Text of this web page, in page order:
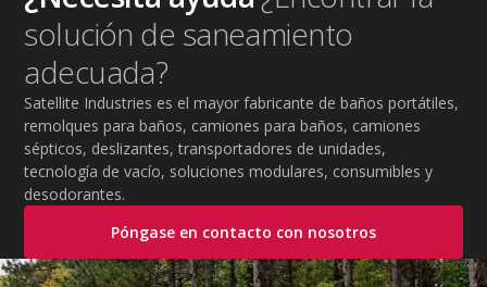
solución de saneamiento
adecuada?
Satellite Industries es el mayor fabricante de baños portátiles,
remolques para baños, camiones para baños, camiones
sépticos, deslizantes, transportadores de unidades,
tecnología de vacío, soluciones modulares, consumibles y
desodorantes.
Póngase en contacto con nosotros